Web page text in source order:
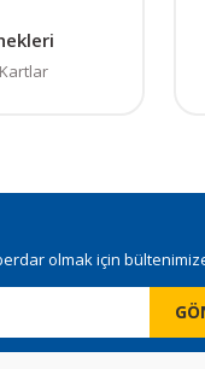
olmak için bültenimize